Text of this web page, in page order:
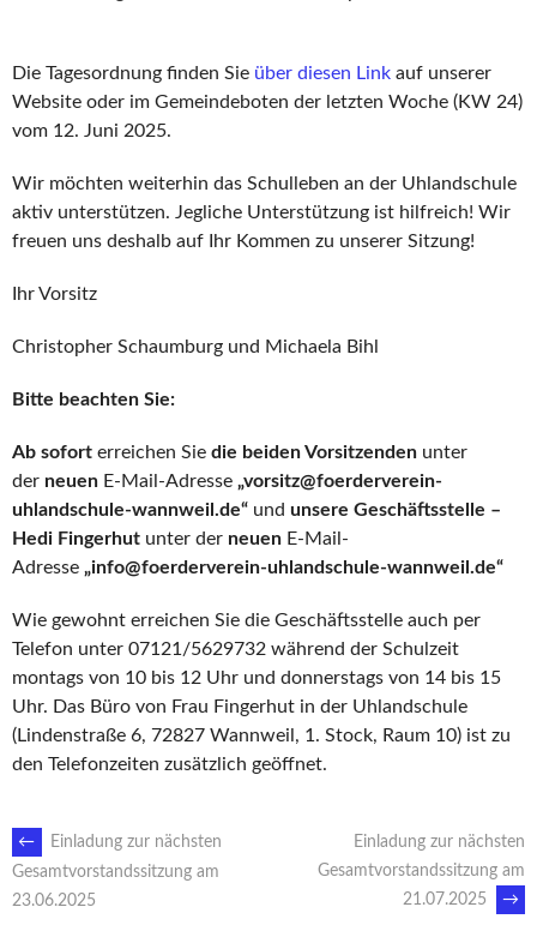
Die Tagesordnung finden Sie über diesen Link auf unserer
Website oder im Gemeindeboten der letzten Woche (KW 24)
vom 12. Juni 2025.
Wir möchten weiterhin das Schulleben an der Uhlandschule
aktiv unterstützen. Jegliche Unterstützung ist hilfreich! Wir
freuen uns deshalb auf Ihr Kommen zu unserer Sitzung!
Ihr Vorsitz
Christopher Schaumburg und Michaela Bihl
Bitte beachten Sie:
Ab sofort erreichen Sie die beiden Vorsitzenden unter
der neuen E-Mail-Adresse „vorsitz@foerderverein-
uhlandschule-wannweil.de“ und unsere Geschäftsstelle –
Hedi Fingerhut unter der neuen E-Mail-
Adresse „info@foerderverein-uhlandschule-wannweil.de“
Wie gewohnt erreichen Sie die Geschäftsstelle auch per
Telefon unter 07121/5629732 während der Schulzeit
montags von 10 bis 12 Uhr und donnerstags von 14 bis 15
Uhr. Das Büro von Frau Fingerhut in der Uhlandschule
(Lindenstraße 6, 72827 Wannweil, 1. Stock, Raum 10) ist zu
den Telefonzeiten zusätzlich geöffnet.
ARTIKEL-
←
Einladung zur nächsten
Gesamtvorstandssitzung am
23.06.2025
Einladung zur nächsten
Gesamtvorstandssitzung am
21.07.2025
→